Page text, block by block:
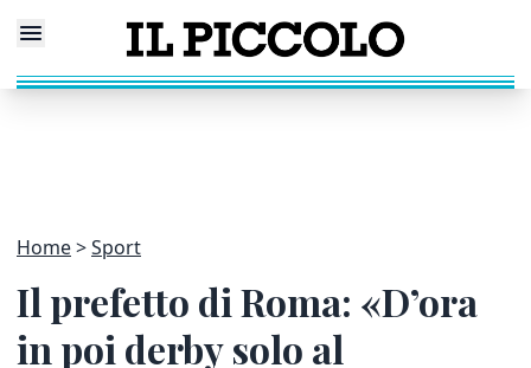
Home Sport
Il prefetto di Roma: «D’ora
in poi derby solo al